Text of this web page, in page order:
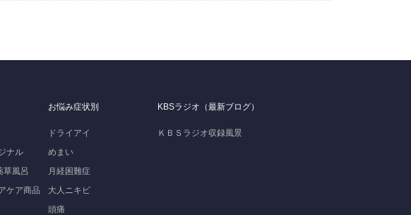
ナル
草風呂
ケア商品
お悩み症状別
ドライアイ
めまい
月経困難症
大人ニキビ
頭痛
KBSラジオ（最新ブログ）
ＫＢＳラジオ収録風景